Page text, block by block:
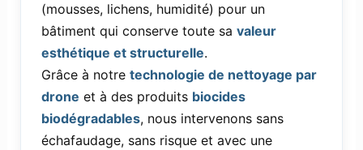
(mousses, lichens, humidité) pour un
bâtiment qui conserve toute sa valeur
esthétique et structurelle.
Grâce à notre technologie de nettoyage par
drone et à des produits biocides
biodégradables, nous intervenons sans
échafaudage, sans risque et avec une